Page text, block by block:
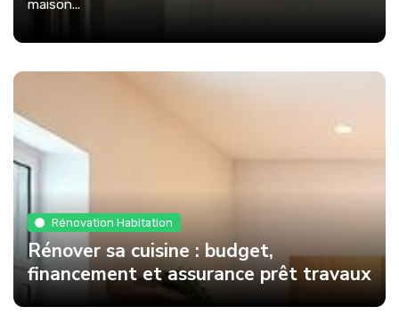
maison...
Rénovation Habitation
Rénover sa cuisine : budget,
financement et assurance prêt travaux